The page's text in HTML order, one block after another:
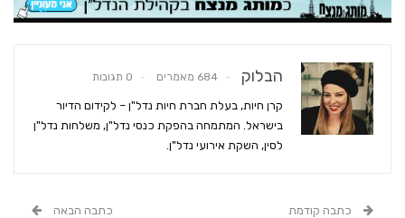
הבלוק 684 מאמרים 0 תגובות
קרן חיות, בעלת חברת חיות נדל"ן – לקידום הדיור
בישראל. המתמחה בהפקת כנסי נדל"ן, משלחות נדל"ן
לסין, השקת אירועי נדל"ן.
כתבה קודמת כתבה הבאה